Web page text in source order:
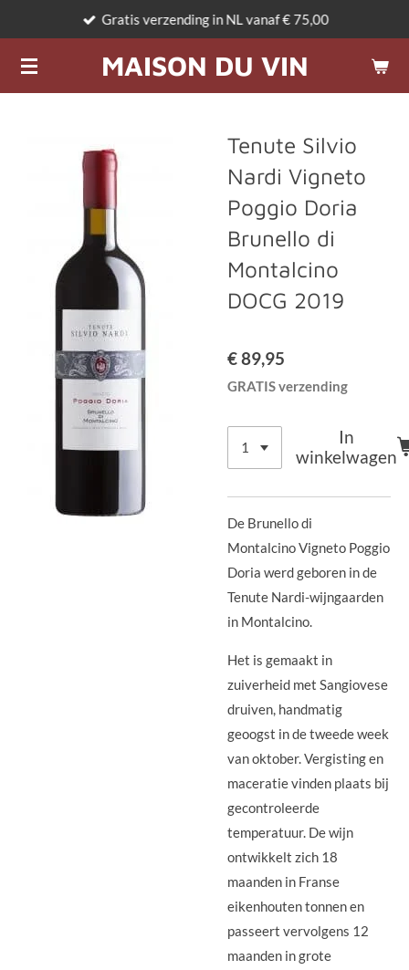
naar
de
MAISON DU VIN
Gratis verzending in NL vanaf € 75,00
Tenute Silvio
Nardi Vigneto
Poggio Doria
Brunello di
Montalcino
DOCG 2019
€ 89,95
GRATIS verzending
In
winkelwagen
De Brunello di
Montalcino Vigneto Poggio
Doria werd geboren in de
Tenute Nardi-wijngaarden
in Montalcino.
Het is gemaakt in
zuiverheid met Sangiovese
druiven, handmatig
geoogst in de tweede week
van oktober. Vergisting en
maceratie vinden plaats bij
gecontroleerde
temperatuur. De wijn
ontwikkelt zich 18
maanden in Franse
eikenhouten tonnen en
passeert vervolgens 12
maanden in grote